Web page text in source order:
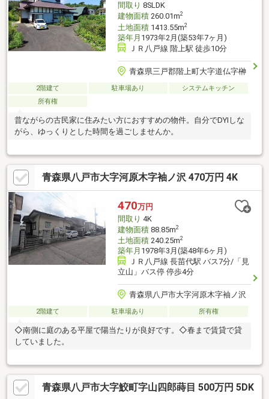
間取り 8SLDK
建物面積260.01m2
土地面積1413.55m2
築年月 1973年2月(築53年7ヶ月)
ＪＲ八戸線 階上駅 徒歩10分
青森県三戸郡階上町大字道仏字榊
2階建て 駐車場あり
システムキッチン
所有権
昔ながらの古民家に住みたい方におすすめの物件。自分でDYIしな
がら、ゆっくりとした時間を過ごしませんか。
青森県八戸市大字河原木字袖ノ沢 470万円 4K
470万円
間取り 4K
建物面積88.85m2
土地面積240.25m2
築年月 1978年3月(築48年6ヶ月)
ＪＲ八戸線 長苗代駅 バス7分/「見
立山」バス停 停歩4分
青森県八戸市大字河原木字袖ノ沢
2階建て 駐車場あり 所有権
◇南側に庭のある平屋で陽当たりが良好です。◇春まで賃貸で貸
していました。
青森県八戸市大字鮫町字山四郎蒔目 500万円 5DK